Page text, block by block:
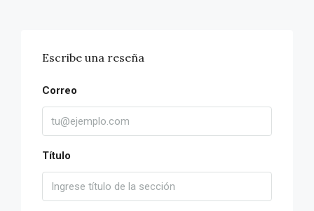
Escribe una reseña
Correo
Título